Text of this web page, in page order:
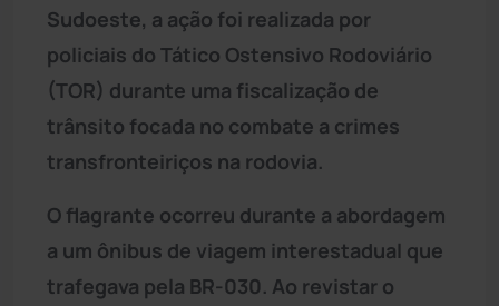
Sudoeste, a ação foi realizada por
policiais do Tático Ostensivo Rodoviário
(TOR) durante uma fiscalização de
trânsito focada no combate a crimes
transfronteiriços na rodovia.
O flagrante ocorreu durante a abordagem
a um ônibus de viagem interestadual que
trafegava pela BR-030. Ao revistar o